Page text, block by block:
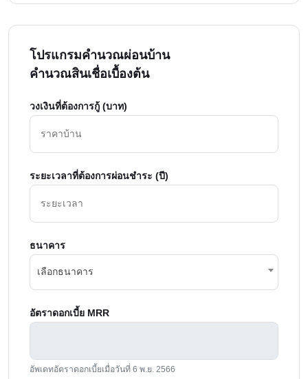
โปรแกรมคำนวณผ่อนบ้าน
คำนวณสินเชื่อเบื้องต้น
วงเงินที่ต้องการกู้ (บาท)
ระยะเวลาที่ต้องการผ่อนชำระ (ปี)
ธนาคาร
เลือกธนาคาร
อัตราดอกเบี้ย MRR
อัพเดทอัตราดอกเบี้ยเมื่อวันที่ 6 พ.ย. 2566